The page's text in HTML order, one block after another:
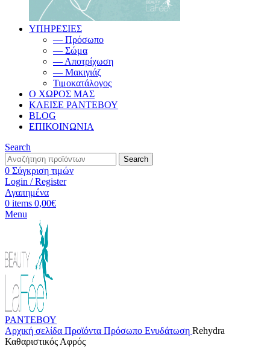
ΥΠΗΡΕΣΙΕΣ
— Πρόσωπο
— Σώμα
— Αποτρίχωση
— Μακιγιάζ
Τιμοκατάλογος
Ο ΧΩΡΟΣ ΜΑΣ
ΚΛΕΙΣΕ ΡΑΝΤΕΒΟΥ
BLOG
ΕΠΙΚΟΙΝΩΝΙΑ
Search
Search
0 Σύγκριση τιμών
Login / Register
Αγαπημένα
0 items 0,00€
Menu
ΡΑΝΤΕΒΟΥ
Αρχική σελίδα Προϊόντα Πρόσωπο Ενυδάτωση Rehydra
Καθαριστικός Αφρός